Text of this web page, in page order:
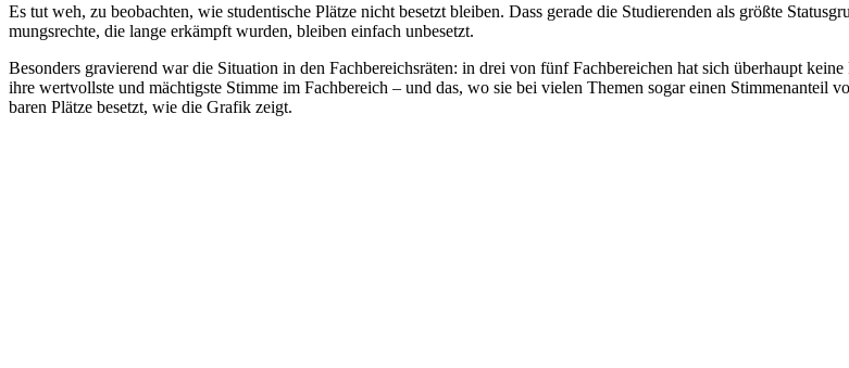
Es tut weh, zu beob­achten, wie stu­den­tische Plätze nicht besetzt bleiben. Dass gerade die Stu­die­renden als größte
mungs­rechte, die lange erkämpft wurden, bleiben einfach unbesetzt.
Besonders gra­vierend war die Situation in den Fach­be­reichs­räten: in drei von fünf Fach­be­reichen hat sich über­haupt
ihre wert­vollste und mäch­tigste Stimme im Fach­be­reich – und das, wo sie bei vielen Themen sogar einen
baren Plätze besetzt, wie die Grafik zeigt.